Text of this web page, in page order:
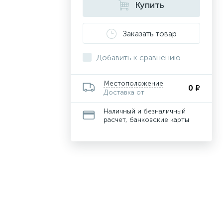
Купить
Заказать товар
Добавить к сравнению
Местоположение
Доставка от
0 ₽
Наличный и безналичный
расчет, банковские карты